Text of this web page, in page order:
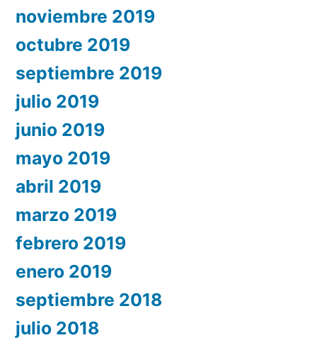
noviembre 2019
octubre 2019
septiembre 2019
julio 2019
junio 2019
mayo 2019
abril 2019
marzo 2019
febrero 2019
enero 2019
septiembre 2018
julio 2018